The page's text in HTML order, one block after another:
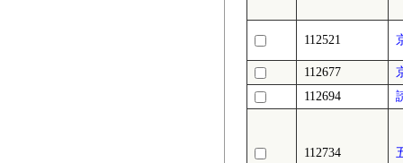
112521
112677
112694
112734